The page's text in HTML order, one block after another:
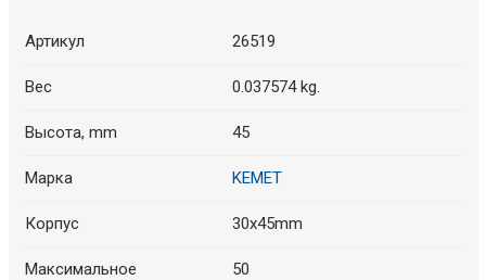
Артикул 26519
Вес 0.037574 kg.
Высота, mm 45
Марка KEMET
Корпус 30x45mm
Максимальное
50